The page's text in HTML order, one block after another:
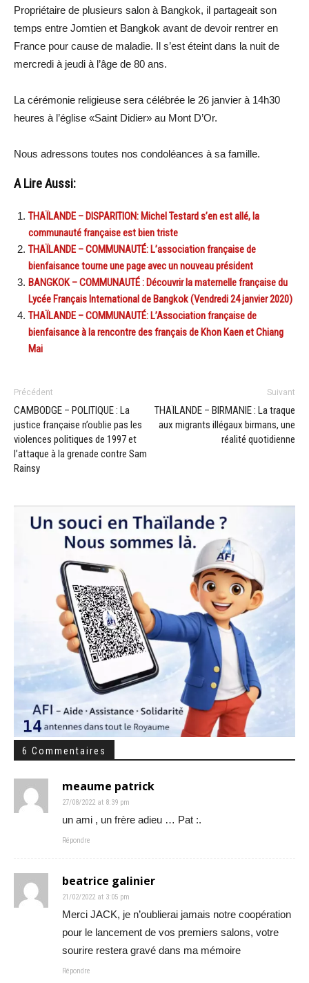
Propriétaire de plusieurs salon à Bangkok, il partageait son
temps entre Jomtien et Bangkok avant de devoir rentrer en
France pour cause de maladie. Il s’est éteint dans la nuit de
mercredi à jeudi à l’âge de 80 ans.
La cérémonie religieuse sera célébrée le 26 janvier à 14h30
heures à l’église «Saint Didier» au Mont D’Or.
Nous adressons toutes nos condoléances à sa famille.
A Lire Aussi:
THAÏLANDE – DISPARITION: Michel Testard s’en est allé, la
communauté française est bien triste
THAÏLANDE – COMMUNAUTÉ: L’association française de
bienfaisance tourne une page avec un nouveau président
BANGKOK – COMMUNAUTÉ : Découvrir la maternelle française du
Lycée Français International de Bangkok (Vendredi 24 janvier 2020)
THAÏLANDE – COMMUNAUTÉ: L’Association française de
bienfaisance à la rencontre des français de Khon Kaen et Chiang
Mai
Précédent
CAMBODGE – POLITIQUE : La
justice française n’oublie pas les
violences politiques de 1997 et
l’attaque à la grenade contre Sam
Rainsy
Suivant
THAÏLANDE – BIRMANIE : La traque
aux migrants illégaux birmans, une
réalité quotidienne
6 Commentaires
meaume patrick
27/08/2022 at 8:39 pm
un ami , un frère adieu … Pat :.
Répondre
beatrice galinier
21/02/2022 at 3:05 pm
Merci JACK, je n’oublierai jamais notre coopération
pour le lancement de vos premiers salons, votre
sourire restera gravé dans ma mémoire
Répondre